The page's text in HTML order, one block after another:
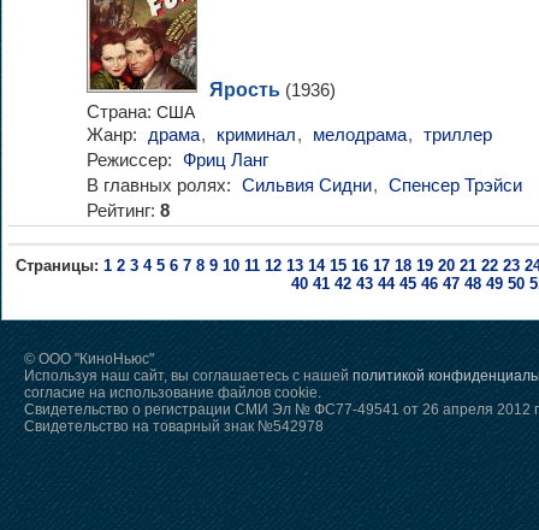
Ярость (1936)
Страна: США
Жанр: драма, криминал, мелодрама, триллер
Режиссер: Фриц Ланг
В главных ролях: Сильвия Сидни, Спенсер Трэйси
Рейтинг: 8
Страницы: 1 2 3 4 5 6 7 8 9 10 11 12 13 14 15 16 17 18 19 20 21 22 23
40 41 42 43 44 45 46 47 48 49 50
© ООО "КиноНьюс"
Используя наш сайт, вы соглашаетесь с нашей политикой
согласие на использование файлов cookie.
Свидетельство о регистрации СМИ Эл № ФС77-49541 от 26 апреля 2012
Свидетельство на товарный знак №542978